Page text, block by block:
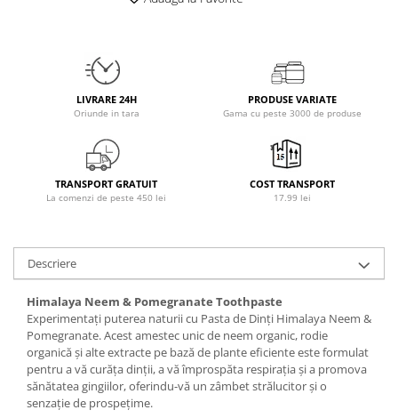
Power System
Puritan`s Pride
Raw Nutrition
REDCON1
Rich Piana 5% Nutrition
RIPT
Scitec
Scivation
Skill Nutrition
Smart Shake
Swanson
Under Armour
LIVRARE 24H
Oriunde in tara
PRODUSE VARIATE
Gama cu peste 3000 de produse
TRANSPORT GRATUIT
La comenzi de peste 450 lei
COST TRANSPORT
17.99 lei
Descriere
Himalaya Neem & Pomegranate Toothpaste
Experimentați puterea naturii cu Pasta de Dinți Himalaya Neem &
Pomegranate. Acest amestec unic de neem organic, rodie
organică și alte extracte pe bază de plante eficiente este formulat
pentru a vă curăța dinții, a vă împrospăta respirația și a promova
sănătatea gingiilor, oferindu-vă un zâmbet strălucitor și o
senzație de prospețime.